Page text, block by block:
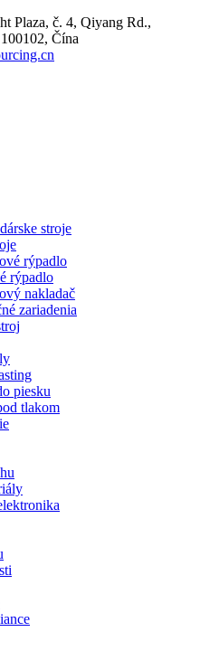
Plaza, č. 4, Qiyang Rd.,
Čína
stroje
rýpadlo
rýpadlo
nakladač
zariadenia
piesku
tlakom